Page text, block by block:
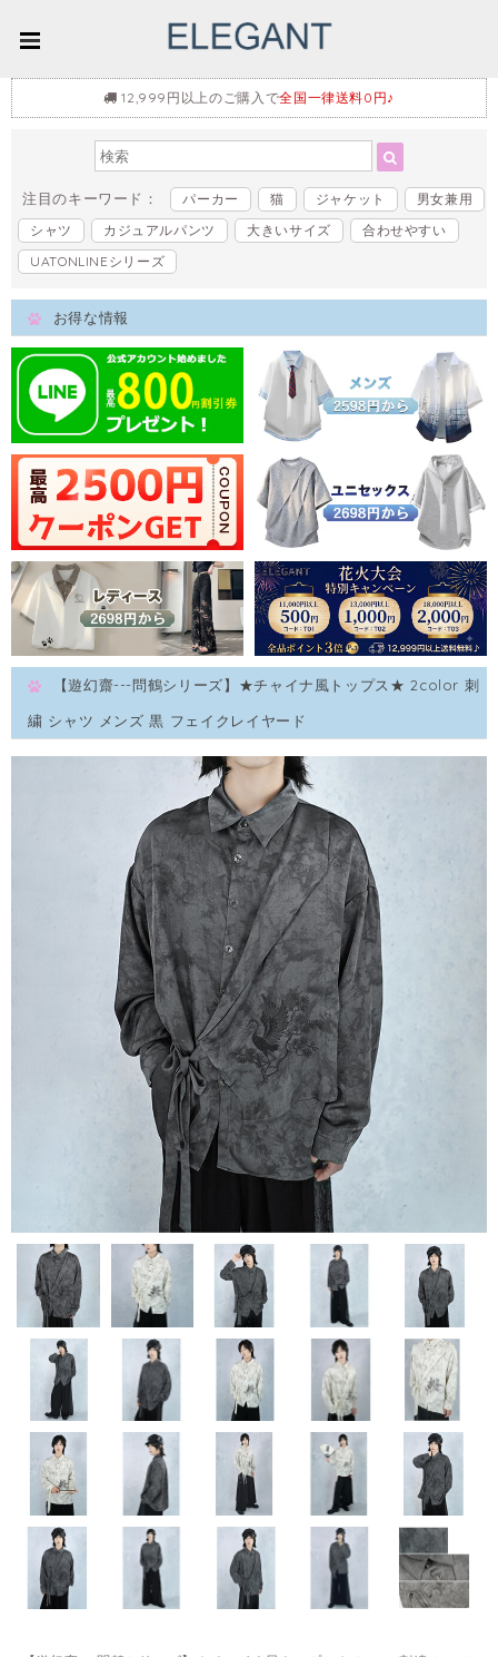
12,999円以上のご購入で全国一律送料0円♪
注目のキーワード： パーカー 猫 ジャケット
男女兼用
シャツ
カジュアルパンツ 大きいサイズ
合わせやすい
UATONLINEシリーズ
お得な情報
【遊幻齋---問鶴シリーズ】★チャイナ風トップス★ 2color 刺
繍 シャツ メンズ 黒 フェイクレイヤード